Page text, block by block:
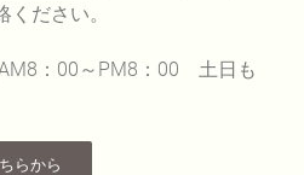
ださい。
：00～PM8：00 土日も
らから